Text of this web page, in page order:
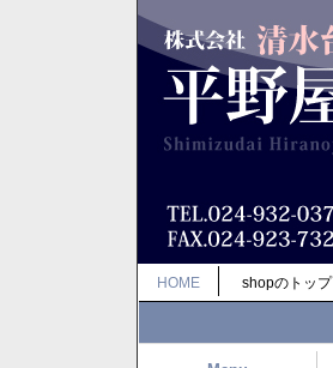
HOME shopのトップ